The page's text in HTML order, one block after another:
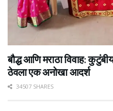
बौद्ध आणि मराठा विवाह:
ठेवला एक अनोखा आदर्श
34507 SHARES